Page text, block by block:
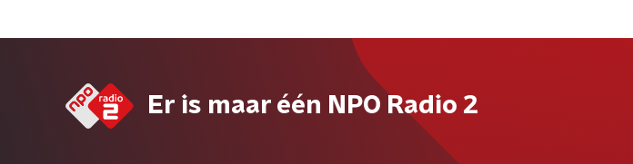
Er is maar één NPO Radio 2